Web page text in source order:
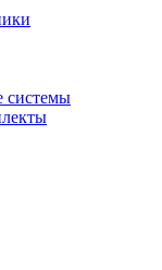
системы